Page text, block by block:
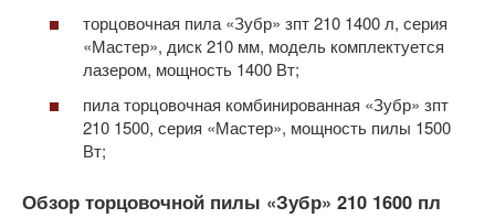
торцовочная пила «Зубр» зпт 210 1400 л, серия
«Мастер», диск 210 мм, модель комплектуется
лазером, мощность 1400 Вт;
пила торцовочная комбинированная «Зубр» зпт
210 1500, серия «Мастер», мощность пилы 1500
Вт;
Обзор торцовочной пилы «Зубр» 210 1600 пл